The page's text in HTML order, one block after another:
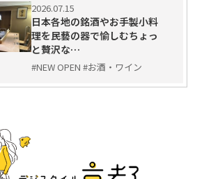
2026.07.15
日本各地の銘酒やお手製小料
理を民藝の器で愉しむちょっ
と贅沢な…
#NEW OPEN #お酒・ワイン